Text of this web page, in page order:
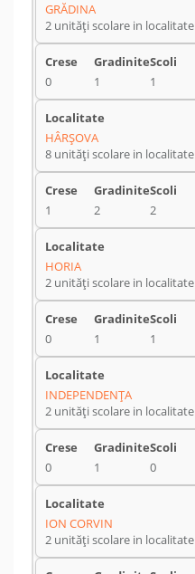
GRĂDINA
2 unități scolare in localitate
0 1 1
HÂRŞOVA
8 unități scolare in localitate
1 2 2
HORIA
2 unități scolare in localitate
0 1 1
INDEPENDENŢA
2 unități scolare in localitate
0 1 0
ION CORVIN
2 unități scolare in localitate